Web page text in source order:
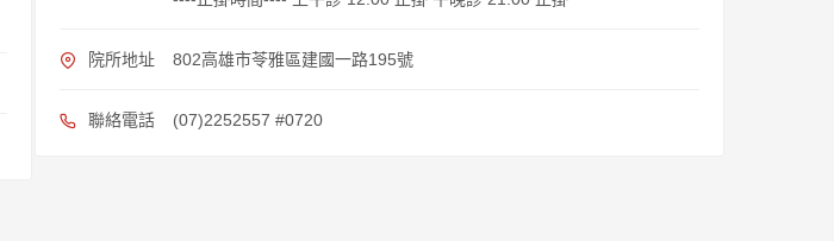
院所地址 802高雄市苓雅區建國一路195號
聯絡電話 (07)2252557 #0720